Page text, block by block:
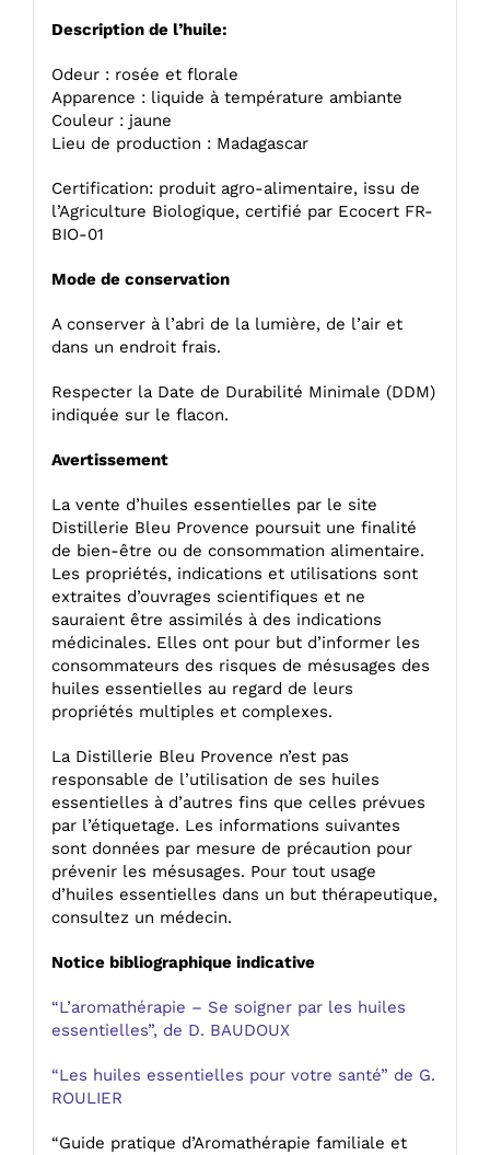
Description de l’huile:
Odeur : rosée et florale
Apparence : liquide à température ambiante
Couleur : jaune
Lieu de production : Madagascar
Certification: produit agro-alimentaire, issu de
l’Agriculture Biologique, certifié par Ecocert FR-
BIO-01
Mode de conservation
A conserver à l’abri de la lumière, de l’air et
dans un endroit frais.
Respecter la Date de Durabilité Minimale (DDM)
indiquée sur le flacon.
Avertissement
La vente d’huiles essentielles par le site
Distillerie Bleu Provence poursuit une finalité
de bien-être ou de consommation alimentaire.
Les propriétés, indications et utilisations sont
extraites d’ouvrages scientifiques et ne
sauraient être assimilés à des indications
médicinales. Elles ont pour but d’informer les
consommateurs des risques de mésusages des
huiles essentielles au regard de leurs
propriétés multiples et complexes.
La Distillerie Bleu Provence n’est pas
responsable de l’utilisation de ses huiles
essentielles à d’autres fins que celles prévues
par l’étiquetage. Les informations suivantes
sont données par mesure de précaution pour
prévenir les mésusages. Pour tout usage
d’huiles essentielles dans un but thérapeutique,
consultez un médecin.
Notice bibliographique indicative
“L’aromathérapie – Se soigner par les huiles
essentielles”, de D. BAUDOUX
“Les huiles essentielles pour votre santé” de G.
ROULIER
“Guide pratique d’Aromathérapie familiale et